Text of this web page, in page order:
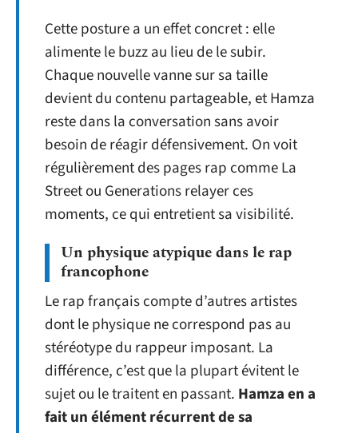
Cette posture a un effet concret : elle
alimente le buzz au lieu de le subir.
Chaque nouvelle vanne sur sa taille
devient du contenu partageable, et Hamza
reste dans la conversation sans avoir
besoin de réagir défensivement. On voit
régulièrement des pages rap comme La
Street ou Generations relayer ces
moments, ce qui entretient sa visibilité.
Un physique atypique dans le rap
francophone
Le rap français compte d’autres artistes
dont le physique ne correspond pas au
stéréotype du rappeur imposant. La
différence, c’est que la plupart évitent le
sujet ou le traitent en passant. Hamza en a
fait un élément récurrent de sa